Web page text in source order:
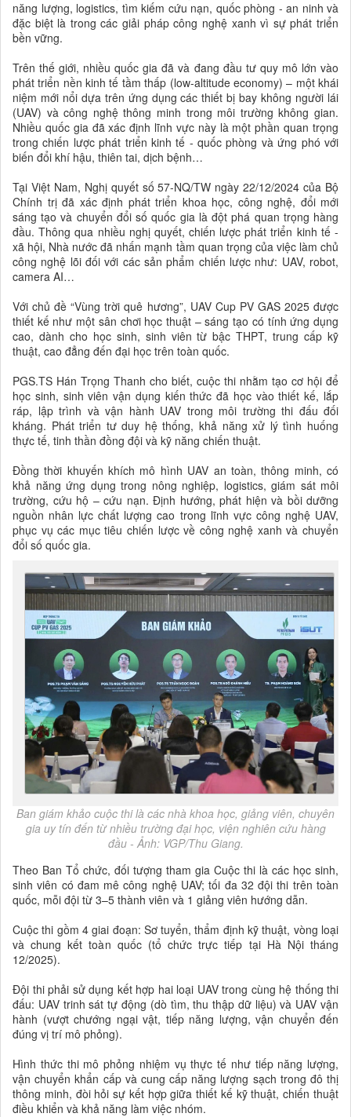
năng lượng, logistics, tìm kiếm cứu nạn, quốc phòng - an ninh và
đặc biệt là trong các giải pháp công nghệ xanh vì sự phát triển
bền vững.
Trên thế giới, nhiều quốc gia đã và đang đầu tư quy mô lớn vào
phát triển nền kinh tế tầm thấp (low-altitude economy) – một khái
niệm mới nổi dựa trên ứng dụng các thiết bị bay không người lái
(UAV) và công nghệ thông minh trong môi trường không gian.
Nhiều quốc gia đã xác định lĩnh vực này là một phần quan trọng
trong chiến lược phát triển kinh tế - quốc phòng và ứng phó với
biến đổi khí hậu, thiên tai, dịch bệnh…
Tại Việt Nam, Nghị quyết số 57-NQ/TW ngày 22/12/2024 của Bộ
Chính trị đã xác định phát triển khoa học, công nghệ, đổi mới
sáng tạo và chuyển đổi số quốc gia là đột phá quan trọng hàng
đầu. Thông qua nhiều nghị quyết, chiến lược phát triển kinh tế -
xã hội, Nhà nước đã nhấn mạnh tầm quan trọng của việc làm chủ
công nghệ lõi đối với các sản phẩm chiến lược như: UAV, robot,
camera AI…
Với chủ đề “Vùng trời quê hương”, UAV Cup PV GAS 2025 được
thiết kế như một sân chơi học thuật – sáng tạo có tính ứng dụng
cao, dành cho học sinh, sinh viên từ bậc THPT, trung cấp kỹ
thuật, cao đẳng đến đại học trên toàn quốc.
PGS.TS Hán Trọng Thanh cho biết, cuộc thi nhằm tạo cơ hội để
học sinh, sinh viên vận dụng kiến thức đã học vào thiết kế, lắp
ráp, lập trình và vận hành UAV trong môi trường thi đấu đối
kháng. Phát triển tư duy hệ thống, khả năng xử lý tình huống
thực tế, tinh thần đồng đội và kỹ năng chiến thuật.
Đồng thời khuyến khích mô hình UAV an toàn, thông minh, có
khả năng ứng dụng trong nông nghiệp, logistics, giám sát môi
trường, cứu hộ – cứu nạn. Định hướng, phát hiện và bồi dưỡng
nguồn nhân lực chất lượng cao trong lĩnh vực công nghệ UAV,
phục vụ các mục tiêu chiến lược về công nghệ xanh và chuyển
đổi số quốc gia.
Ban giám khảo cuộc thi là các nhà khoa học, giảng viên, chuyên
gia uy tín đến từ nhiều trường đại học, viện nghiên cứu hàng
đầu - Ảnh: VGP/Thu Giang.
Theo Ban Tổ chức, đối tượng tham gia Cuộc thi là các học sinh,
sinh viên có đam mê công nghệ UAV; tối đa 32 đội thi trên toàn
quốc, mỗi đội từ 3–5 thành viên và 1 giảng viên hướng dẫn.
Cuộc thi gồm 4 giai đoạn: Sơ tuyển, thẩm định kỹ thuật, vòng loại
và chung kết toàn quốc (tổ chức trực tiếp tại Hà Nội tháng
12/2025).
Đội thi phải sử dụng kết hợp hai loại UAV trong cùng hệ thống thi
đấu: UAV trinh sát tự động (dò tìm, thu thập dữ liệu) và UAV vận
hành (vượt chướng ngại vật, tiếp năng lượng, vận chuyển đến
đúng vị trí mô phỏng).
Hình thức thi mô phỏng nhiệm vụ thực tế như tiếp năng lượng,
vận chuyển khẩn cấp và cung cấp năng lượng sạch trong đô thị
thông minh, đòi hỏi sự kết hợp giữa thiết kế kỹ thuật, chiến thuật
điều khiển và khả năng làm việc nhóm.